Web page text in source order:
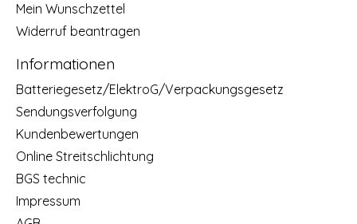
Mein Wunschzettel
Widerruf beantragen
Informationen
Batteriegesetz/ElektroG/Verpackungsgesetz
Sendungsverfolgung
Kundenbewertungen
Online Streitschlichtung
BGS technic
Impressum